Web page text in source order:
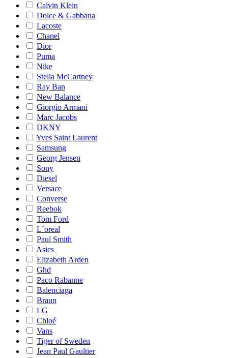
Calvin Klein
Dolce & Gabbana
Lacoste
Chanel
Dior
Puma
Nike
Stella McCartney
Ray Ban
New Balance
Giorgio Armani
Marc Jacobs
DKNY
Yves Saint Laurent
Samsung
Georg Jensen
Sony
Diesel
Versace
Converse
Reebok
Tom Ford
L´oreal
Paul Smith
Asics
Elizabeth Arden
Ghd
Paco Rabanne
Balenciaga
Braun
LG
Chloé
Vans
Tiger of Sweden
Jean Paul Gaultier